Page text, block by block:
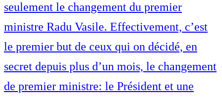
seulement le changement du premier
ministre Radu Vasile. Effectivement, c’est
le premier but de ceux qui on décidé, en
secret depuis plus d’un mois, le changement
de premier ministre: le Président et une